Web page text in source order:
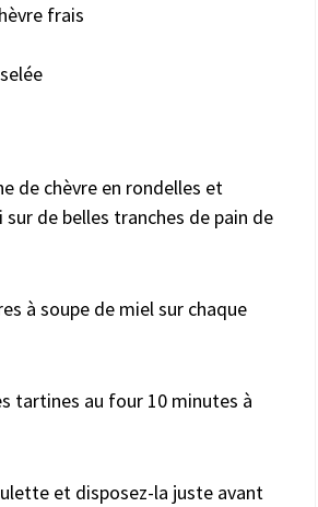
frais
de chèvre en rondelles et
sur de belles tranches de pain de
à soupe de miel sur chaque
tartines au four 10 minutes à
et disposez-la juste avant